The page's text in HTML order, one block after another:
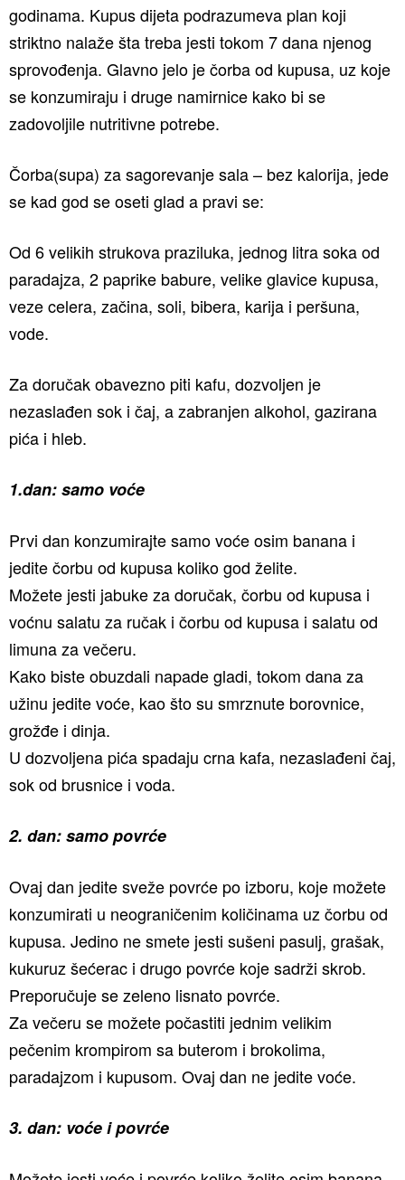
godinama. Kupus dijeta podrazumeva plan koji
striktno nalaže šta treba jesti tokom 7 dana njenog
sprovođenja. Glavno jelo je čorba od kupusa, uz koje
se konzumiraju i druge namirnice kako bi se
zadovoljile nutritivne potrebe.
Čorba(supa) za sagorevanje sala – bez kalorija, jede
se kad god se oseti glad a pravi se:
Od 6 velikih strukova praziluka, jednog litra soka od
paradajza, 2 paprike babure, velike glavice kupusa,
veze celera, začina, soli, bibera, karija i peršuna,
vode.
Za doručak obavezno piti kafu, dozvoljen je
nezaslađen sok i čaj, a zabranjen alkohol, gazirana
pića i hleb.
1.dan: samo voće
Prvi dan konzumirajte samo voće osim banana i
jedite čorbu od kupusa koliko god želite.
Možete jesti jabuke za doručak, čorbu od kupusa i
voćnu salatu za ručak i čorbu od kupusa i salatu od
limuna za večeru.
Kako biste obuzdali napade gladi, tokom dana za
užinu jedite voće, kao što su smrznute borovnice,
grožđe i dinja.
U dozvoljena pića spadaju crna kafa, nezaslađeni čaj,
sok od brusnice i voda.
2. dan: samo povrće
Ovaj dan jedite sveže povrće po izboru, koje možete
konzumirati u neograničenim količinama uz čorbu od
kupusa. Jedino ne smete jesti sušeni pasulj, grašak,
kukuruz šećerac i drugo povrće koje sadrži skrob.
Preporučuje se zeleno lisnato povrće.
Za večeru se možete počastiti jednim velikim
pečenim krompirom sa buterom i brokolima,
paradajzom i kupusom. Ovaj dan ne jedite voće.
3. dan: voće i povrće